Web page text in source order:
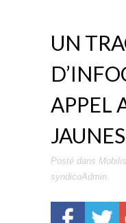
UN
APPEL
JAUNES
Posté dans
syndicoAdmin.